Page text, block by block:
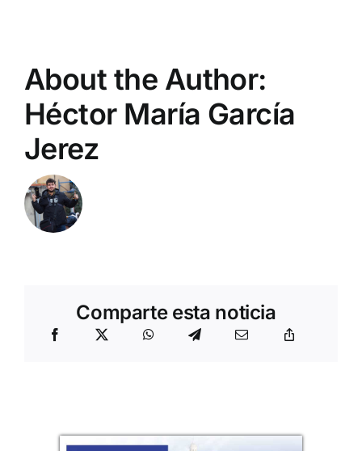
About the Author:
Héctor María García
Jerez
Comparte esta noticia